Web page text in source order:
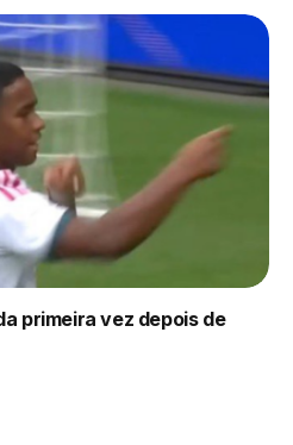
primeira vez depois de